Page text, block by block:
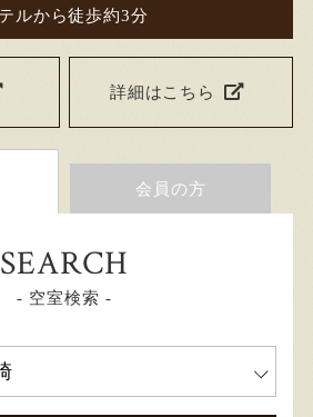
ルから徒歩約3分
詳細はこちら
会員の方
SEARCH
- 空室検索 -